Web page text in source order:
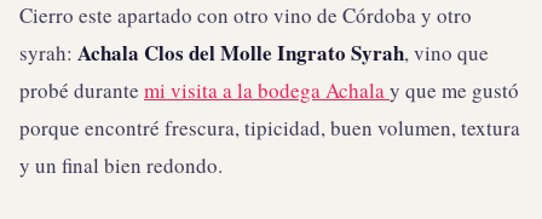
Cierro este apartado con otro vino de Córdoba y otro
syrah: Achala Clos del Molle Ingrato Syrah, vino que
probé durante mi visita a la bodega Achalay que me gustó
porque encontré frescura, tipicidad, buen volumen, textura
y un final bien redondo.